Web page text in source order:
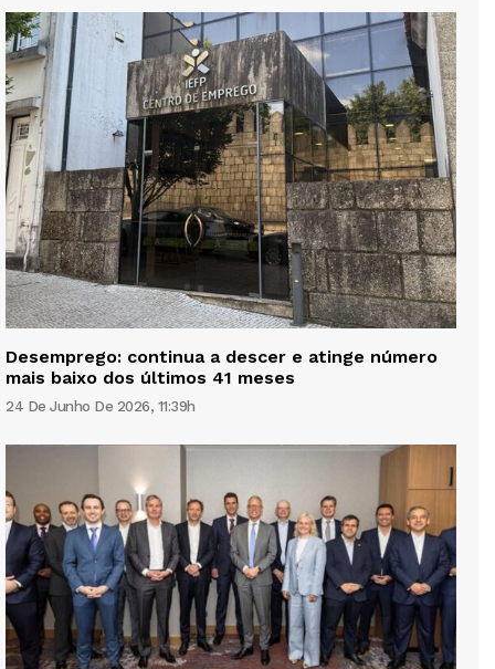
Desemprego: continua a descer e atinge número
mais baixo dos últimos 41 meses
24 De Junho De 2026, 11:39h